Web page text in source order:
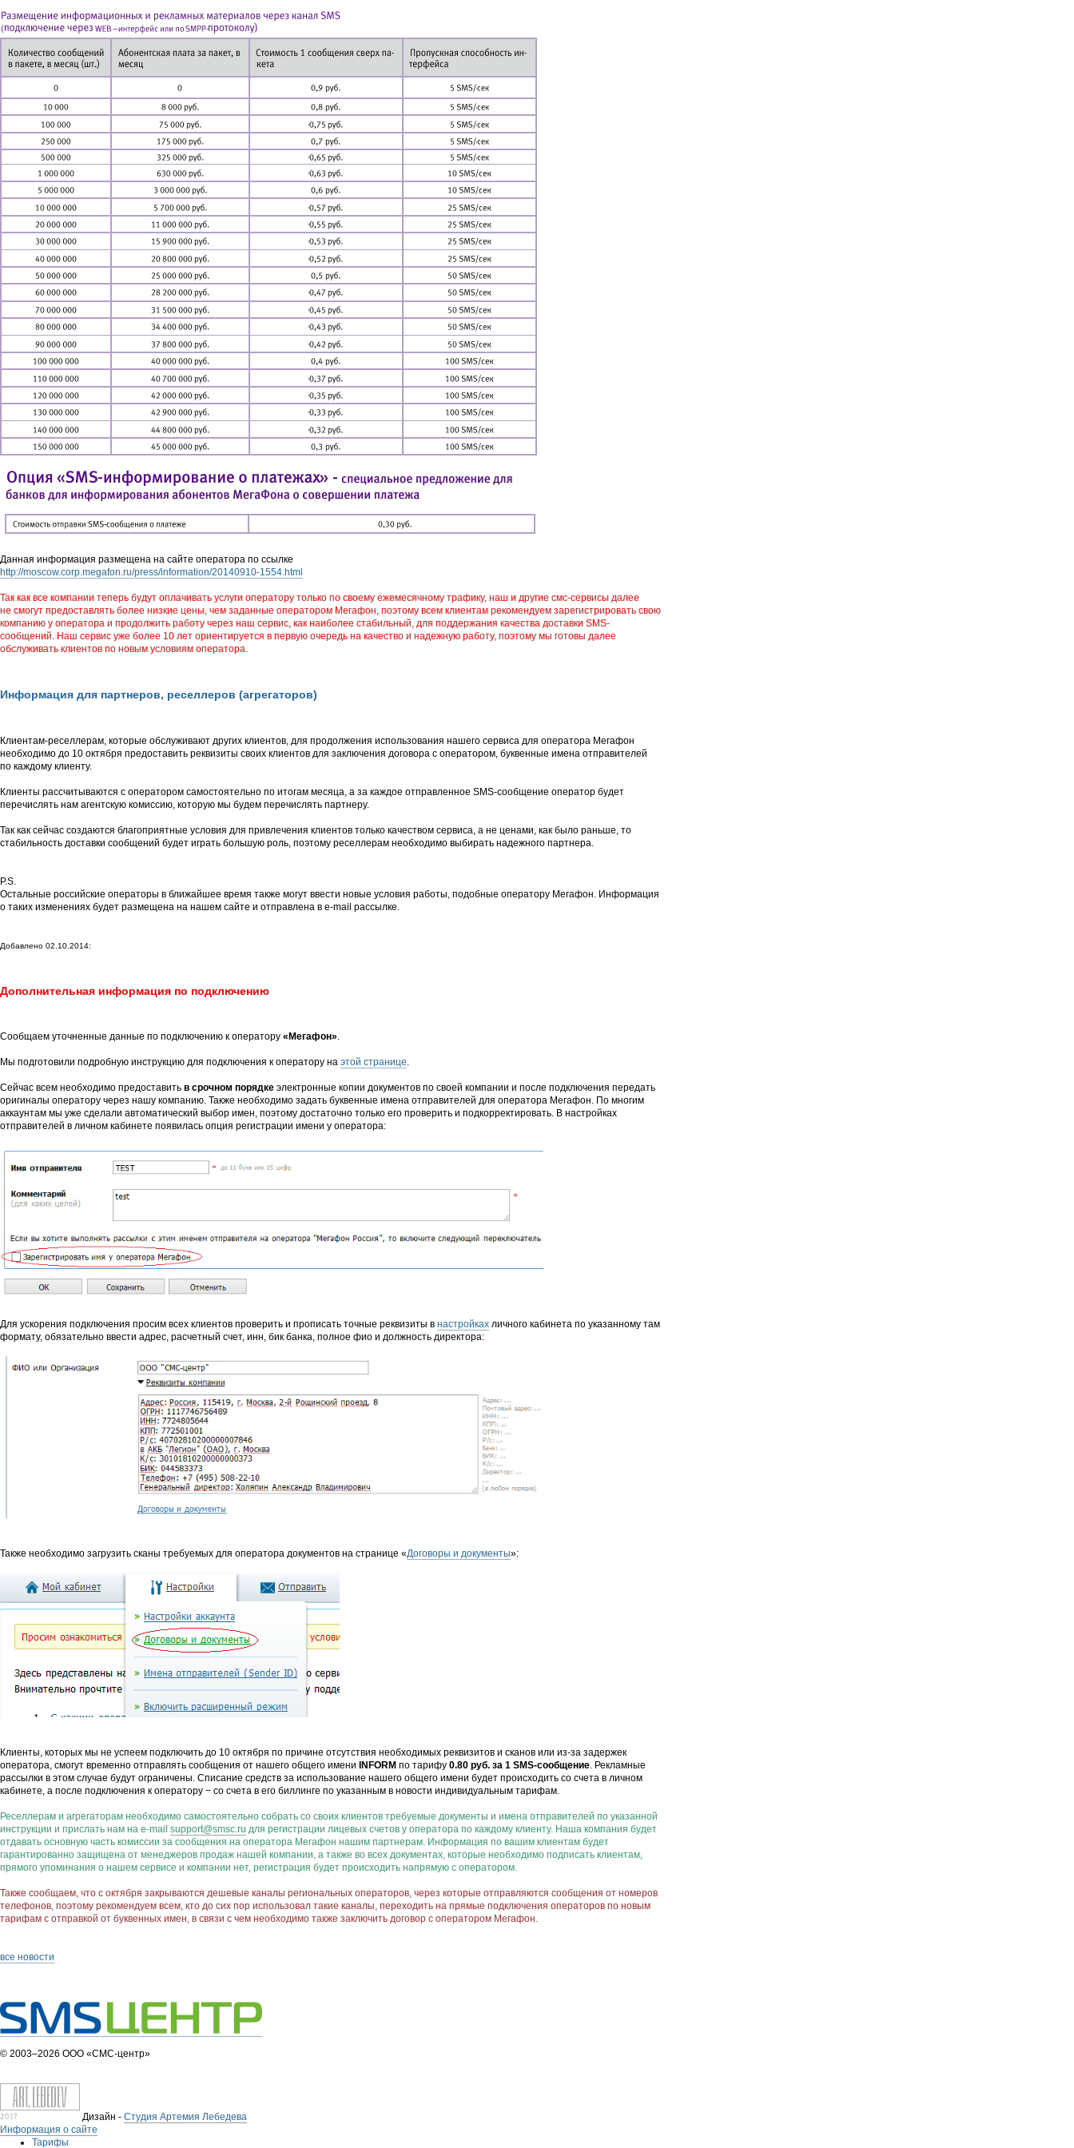
Данная информация размещена на сайте оператора по ссылке
http://moscow.corp.megafon.ru/press/information/20140910-1554.html
Так как все компании теперь будут оплачивать услуги оператору только по своему ежемесячному трафику, наш и другие смс-сервисы далее
не смогут предоставлять более низкие цены, чем заданные оператором Мегафон, поэтому всем клиентам рекомендуем зарегистрировать свою
компанию у оператора и продолжить работу через наш сервис, как наиболее стабильный, для поддержания качества доставки SMS-
сообщений. Наш сервис уже более 10 лет ориентируется в первую очередь на качество и надежную работу, поэтому мы готовы далее
обслуживать клиентов по новым условиям оператора.
Информация для партнеров, реселлеров (агрегаторов)
Клиентам-реселлерам, которые обслуживают других клиентов, для продолжения использования нашего сервиса для оператора Мегафон
необходимо до 10 октября предоставить реквизиты своих клиентов для заключения договора с оператором, буквенные имена отправителей
по каждому клиенту.
Клиенты рассчитываются с оператором самостоятельно по итогам месяца, а за каждое отправленное SMS-сообщение оператор будет
перечислять нам агентскую комиссию, которую мы будем перечислять партнеру.
Так как сейчас создаются благоприятные условия для привлечения клиентов только качеством сервиса, а не ценами, как было раньше, то
стабильность доставки сообщений будет играть большую роль, поэтому реселлерам необходимо выбирать надежного партнера.
P.S.
Остальные российские операторы в ближайшее время также могут ввести новые условия работы, подобные оператору Мегафон. Информация
о таких изменениях будет размещена на нашем сайте и отправлена в e-mail рассылке.
Добавлено 02.10.2014:
Дополнительная информация по подключению
Сообщаем уточненные данные по подключению к оператору «Мегафон»
Мы подготовили подробную инструкцию для подключения к оператору на этой странице
Сейчас всем необходимо предоставить в срочном порядке электронные копии документов по своей компании и после подключения передать
оригиналы оператору через нашу компанию. Также необходимо задать буквенные имена отправителей для оператора Мегафон. По многим
аккаунтам мы уже сделали автоматический выбор имен, поэтому достаточно только его проверить и подкорректировать. В настройках
отправителей в личном кабинете появилась опция регистрации имени у оператора:
Для ускорения подключения просим всех клиентов проверить и прописать точные реквизиты в настройках личного кабинета по указанному там
формату, обязательно ввести адрес, расчетный счет, инн, бик банка, полное фио и должность директора:
Также необходимо загрузить сканы требуемых для оператора документов на странице «Договоры и документы»:
Клиенты, которых мы не успеем подключить до 10 октября по причине отсутствия необходимых реквизитов и сканов или из-за задержек
оператора, смогут временно отправлять сообщения от нашего общего имени
INFORM по тарифу 0.80 руб. за 1 SMS-сообщение. Рекламные
рассылки в этом случае будут ограничены. Списание средств за использование нашего общего имени будет происходить со счета в личном
кабинете, а после подключения к оператору − со счета в его биллинге по указанным в новости индивидуальным тарифам.
Реселлерам и агрегаторам необходимо самостоятельно собрать со своих клиентов требуемые документы и имена отправителей по указанной
инструкции и прислать нам на e-mail support@smsc.ru для регистрации лицевых счетов у оператора по каждому клиенту. Наша компания будет
отдавать основную часть комиссии за сообщения на оператора Мегафон нашим партнерам. Информация по вашим клиентам будет
гарантированно защищена от менеджеров продаж нашей компании, а также во всех документах, которые необходимо подписать клиентам,
прямого упоминания о нашем сервисе и компании нет, регистрация будет происходить напрямую с оператором.
Также сообщаем, что с октября закрываются дешевые каналы региональных операторов, через которые отправляются сообщения от номеров
телефонов, поэтому рекомендуем всем, кто до сих пор использовал такие каналы, переходить на прямые подключения операторов по новым
тарифам с отправкой от буквенных имен, в связи с чем необходимо также заключить договор с оператором Мегафон.
все новости
© 2003–2026 ООО «СМС-центр»
Дизайн - Студия Артемия Лебедева
Информация о сайте
Тарифы